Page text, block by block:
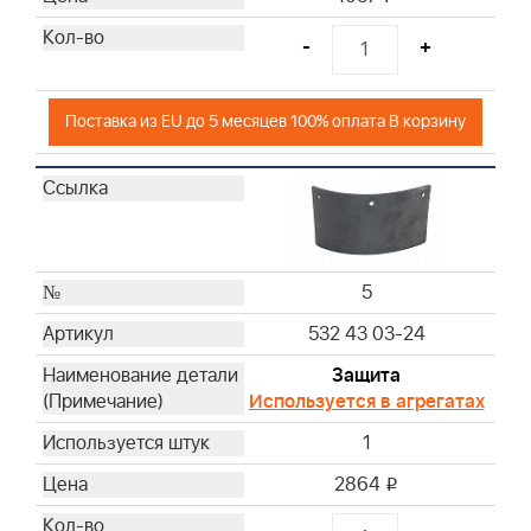
- +
Поставка из EU до 5 месяцев 100% оплата В корзину
5
532 43 03-24
Защита
Используется в агрегатах
1
2864 i